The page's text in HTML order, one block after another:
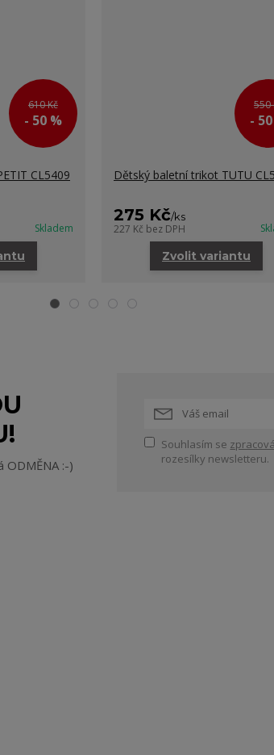
610 Kč
- 50 %
CL5409
Skladem
550
-
Dětský baletní trikot TUTU
275 Kč/ks
227 Kč bez DPH
Zvolit variantu
:-)
Souhlasím se
rozesílky newsletteru.